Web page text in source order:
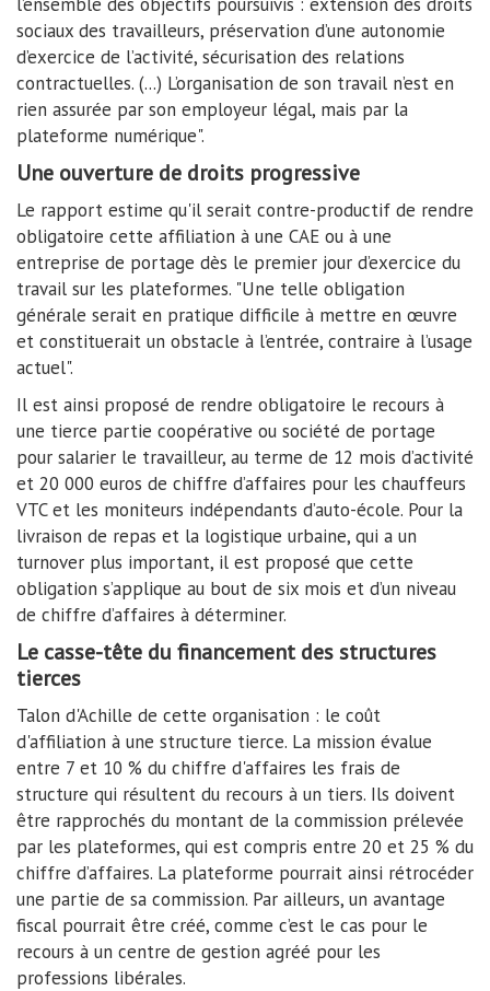
sociaux des travailleurs, préservation d’une autonomie
d’exercice de l’activité, sécurisation des relations
contractuelles. (...) L’organisation de son travail n’est en
rien assurée par son employeur légal, mais par la
plateforme numérique".
Une ouverture de droits progressive
Le rapport estime qu'il serait contre-productif de rendre
obligatoire cette affiliation à une CAE ou à une
entreprise de portage dès le premier jour d’exercice du
travail sur les plateformes. "Une telle obligation
générale serait en pratique difficile à mettre en œuvre
et constituerait un obstacle à l’entrée, contraire à l’usage
actuel".
Il est ainsi proposé de rendre obligatoire le recours à
une tierce partie coopérative ou société de portage
pour salarier le travailleur, au terme de 12 mois d’activité
et 20 000 euros de chiffre d’affaires pour les chauffeurs
VTC et les moniteurs indépendants d’auto-école. Pour la
livraison de repas et la logistique urbaine, qui a un
turnover plus important, il est proposé que cette
obligation s’applique au bout de six mois et d’un niveau
de chiffre d’affaires à déterminer.
Le casse-tête du financement des structures
tierces
Talon d'Achille de cette organisation : le coût
d'affiliation à une structure tierce. La mission évalue
entre 7 et 10 % du chiffre d'affaires les frais de
structure qui résultent du recours à un tiers. Ils doivent
être rapprochés du montant de la commission prélevée
par les plateformes, qui est compris entre 20 et 25 % du
chiffre d’affaires. La plateforme pourrait ainsi rétrocéder
une partie de sa commission. Par ailleurs, un avantage
fiscal pourrait être créé, comme c’est le cas pour le
recours à un centre de gestion agréé pour les
professions libérales.